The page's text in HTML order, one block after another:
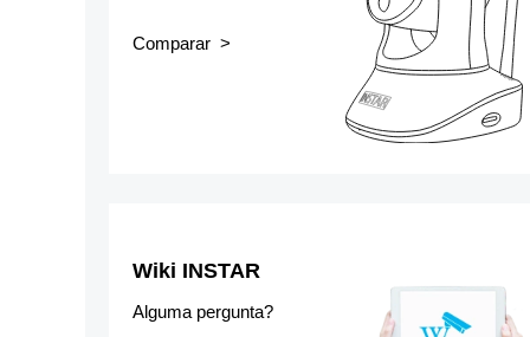
Comparar >
Wiki INSTAR
Alguma pergunta?